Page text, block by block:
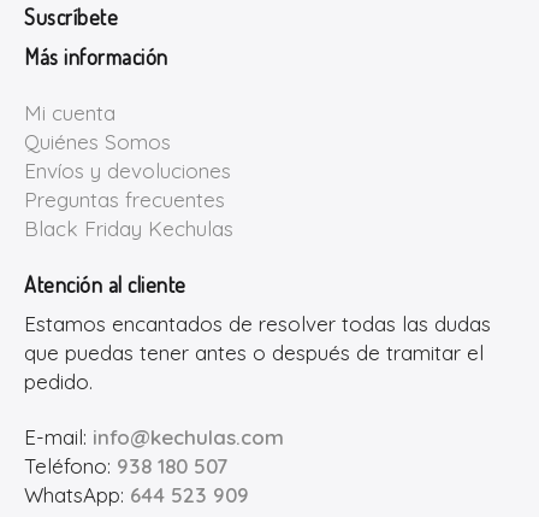
Suscríbete
Más información
Mi cuenta
Quiénes Somos
Envíos y devoluciones
Preguntas frecuentes
Black Friday Kechulas
Atención al cliente
Estamos encantados de resolver todas las dudas
que puedas tener antes o después de tramitar el
pedido.
E-mail: info@kechulas.com
Teléfono: 938 180 507
WhatsApp: 644 523 909